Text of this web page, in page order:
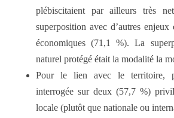
plébiscitaient par ailleurs très
superposition avec d’autres
économiques (71,1 %). La
naturel protégé était la modalité la
Pour le lien avec le territoire,
interrogée sur deux (57,7 %)
locale (plutôt que nationale ou